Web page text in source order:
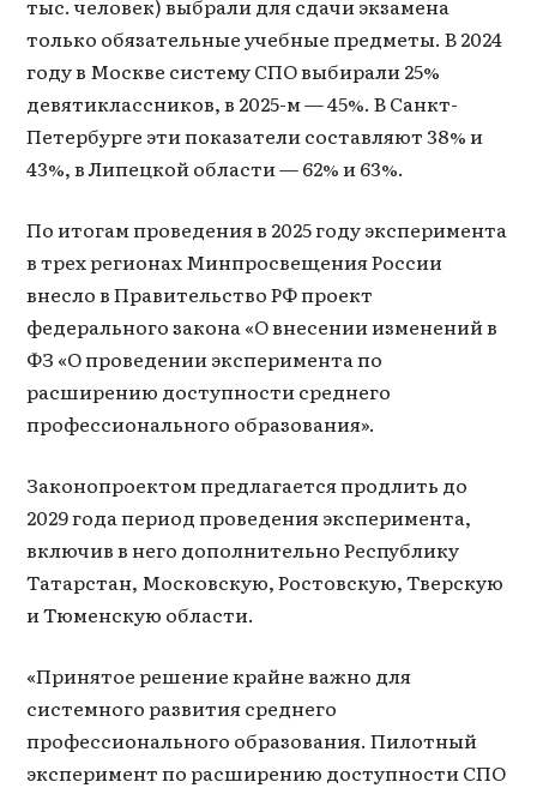
только обязательные учебные предметы. В 2024
году в Москве систему СПО выбирали 25%
девятиклассников, в 2025-м — 45%. В Санкт-
Петербурге эти показатели составляют 38% и
43%, в Липецкой области — 62% и 63%.
По итогам проведения в 2025 году эксперимента
в трех регионах Минпросвещения России
внесло в Правительство РФ проект
федерального закона «О внесении изменений в
ФЗ «О проведении эксперимента по
расширению доступности среднего
профессионального образования».
Законопроектом предлагается продлить до
2029 года период проведения эксперимента,
включив в него дополнительно Республику
Татарстан, Московскую, Ростовскую, Тверскую
и Тюменскую области.
«Принятое решение крайне важно для
системного развития среднего
профессионального образования. Пилотный
эксперимент по расширению доступности СПО